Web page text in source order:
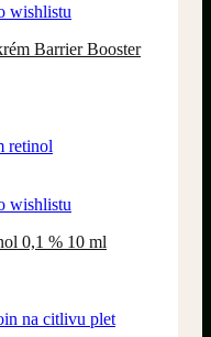
wishlistu
Barrier Booster
wishlistu
0,1 % 10 ml